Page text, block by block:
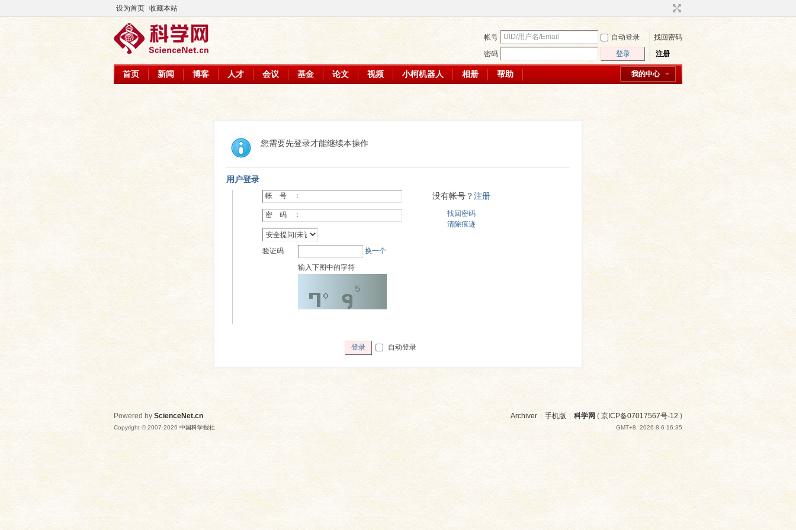
设为首页 收藏本站
帐号 自动登录
找回密码
密码
登录 注册
我的中心
首页 新闻 博客 人才 会议 基金 论文 视频 小柯机器人 相册 帮助
您需要先登录才能继续本操作
用户登录
帐 号 ：
密 码 ：
验证码
换一个
输入下图中的字符
没有帐号？注册
找回密码
清除痕迹
登录 自动登录
Archiver | 手机版 | 科学网 ( 京ICP备07017567号-12 )
GMT+8, 2026-8-6 16:35
Powered by ScienceNet.cn
Copyright © 2007-2026 中国科学报社